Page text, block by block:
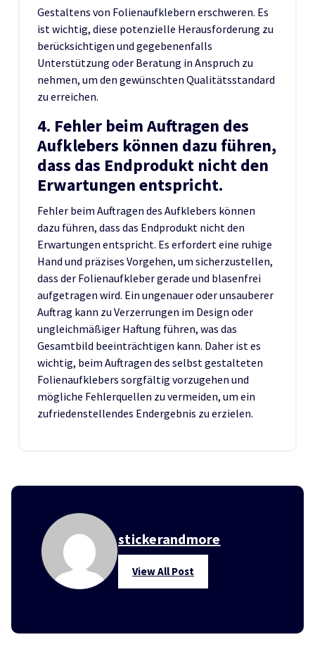
Gestaltens von Folienaufklebern erschweren. Es
ist wichtig, diese potenzielle Herausforderung zu
berücksichtigen und gegebenenfalls
Unterstützung oder Beratung in Anspruch zu
nehmen, um den gewünschten Qualitätsstandard
zu erreichen.
4. Fehler beim Auftragen des
Aufklebers können dazu führen,
dass das Endprodukt nicht den
Erwartungen entspricht.
Fehler beim Auftragen des Aufklebers können
dazu führen, dass das Endprodukt nicht den
Erwartungen entspricht. Es erfordert eine ruhige
Hand und präzises Vorgehen, um sicherzustellen,
dass der Folienaufkleber gerade und blasenfrei
aufgetragen wird. Ein ungenauer oder unsauberer
Auftrag kann zu Verzerrungen im Design oder
ungleichmäßiger Haftung führen, was das
Gesamtbild beeinträchtigen kann. Daher ist es
wichtig, beim Auftragen des selbst gestalteten
Folienaufklebers sorgfältig vorzugehen und
mögliche Fehlerquellen zu vermeiden, um ein
zufriedenstellendes Endergebnis zu erzielen.
stickerandmore
View All Post